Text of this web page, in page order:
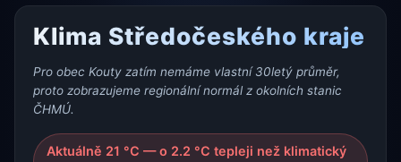
Klima Středočeského kraje
Pro obec Kouty zatím nemáme vlastní 30letý průměr,
proto zobrazujeme regionální normál z okolních stanic
ČHMÚ.
Aktuálně 21 °C — o 2.2 °C tepleji než klimatický